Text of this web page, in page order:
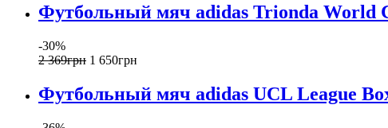
Футбольный мяч adidas Trionda World
-30%
2 369грн 1 650грн
Футбольный мяч adidas UCL League